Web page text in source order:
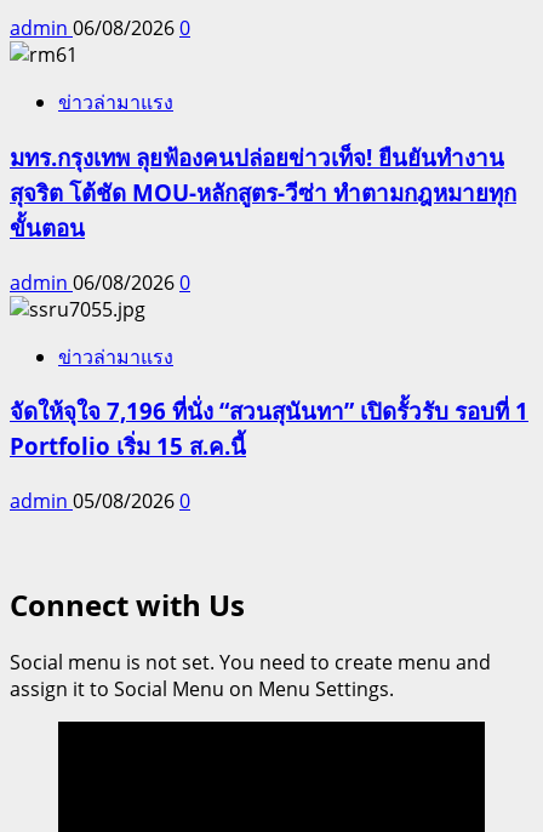
admin 06/08/20260
ข่าวล่ามาแรง
มทร.กรุงเทพ ลุยฟ้องคนปล่อยข่าวเท็จ! ยืนยันทำงาน
สุจริต โต้ชัด MOU-หลักสูตร-วีซ่า ทำตามกฎหมายทุก
ขั้นตอน
admin 06/08/20260
ข่าวล่ามาแรง
จัดให้จุใจ 7,196 ที่นั่ง “สวนสุนันทา” เปิดรั้วรับ รอบที่ 1
Portfolio เริ่ม 15 ส.ค.นี้
admin 05/08/20260
Connect with Us
Social menu is not set. You need to create menu and
assign it to Social Menu on Menu Settings.